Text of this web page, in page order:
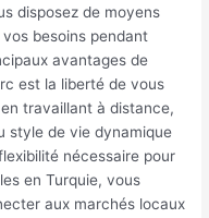
disposez de moyens
besoins pendant
avantages de
est la liberté de vous
travaillant à distance,
style de vie dynamique
nécessaire pour
en Turquie, vous
aux marchés locaux